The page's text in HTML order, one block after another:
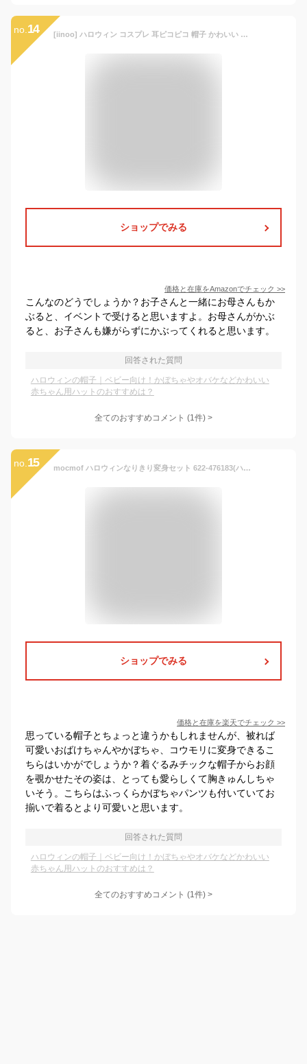
no. 14 [iinoo] ハロウィン コスプレ 耳ピコピコ 帽子 かわいい 仮装 イベント パーティーグッズ (カボチャ
ショップでみる
価格と在庫をAmazonでチェック >>
こんなのどうでしょうか？お子さんと一緒にお母さんもか
ぶると、イベントで受けると思いますよ。お母さんがかぶ
ると、お子さんも嫌がらずにかぶってくれると思います。
回答された質問
ハロウィンの帽子｜ベビー向け！かぼちゃやオバケなどかわいい
赤ちゃん用ハットのおすすめは？
全てのおすすめコメント (1件) >
no. 15 mocmof ハロウィンなりきり変身セット 622-476183(ハロウィン 仮装 子供 赤ちゃん フード ブルマ セット 男の子 女の子 かぼちゃ お化け コウモリ ベビー セットアップ 被り物 かぼちゃパンツ かわいい おしゃれ コスプレ 変装 秋 冬 記念撮影 写真)
ショップでみる
価格と在庫を楽天でチェック >>
思っている帽子とちょっと違うかもしれませんが、被れば
可愛いおばけちゃんやかぼちゃ、コウモリに変身できるこ
ちらはいかがでしょうか？着ぐるみチックな帽子からお顔
を覗かせたその姿は、とっても愛らしくて胸きゅんしちゃ
いそう。こちらはふっくらかぼちゃパンツも付いていてお
揃いで着るとより可愛いと思います。
回答された質問
ハロウィンの帽子｜ベビー向け！かぼちゃやオバケなどかわいい
赤ちゃん用ハットのおすすめは？
全てのおすすめコメント (1件) >